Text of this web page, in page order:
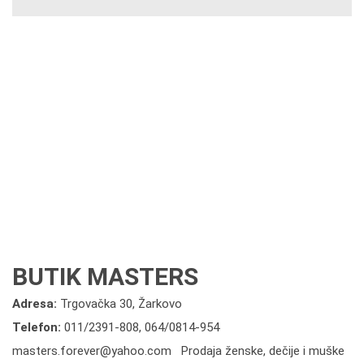
BUTIK MASTERS
Adresa: Trgovačka 30, Žarkovo
Telefon: 011/2391-808, 064/0814-954
masters.forever@yahoo.com Prodaja ženske, dečije i muške